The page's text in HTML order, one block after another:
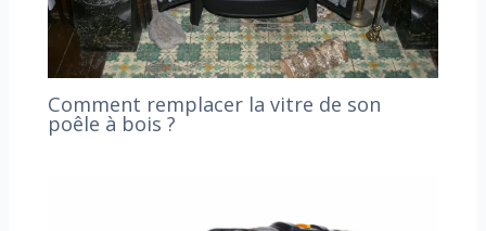
Comment remplacer la vitre de son
poêle à bois ?